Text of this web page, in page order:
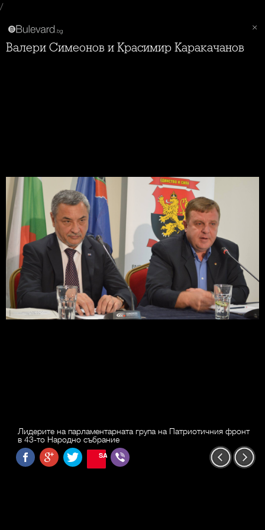
/
Валери Симеонов и Красимир Каракачанов
Лидерите на парламентарната група на Патриотичния фронт
в 43-то Народно събрание
SAVE